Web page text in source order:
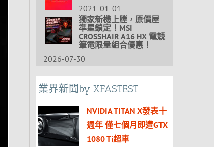
2021-01-01
獨家新機上膛，原價屋
準星鎖定！MSI
CROSSHAIR A16 HX 電競
筆電限量組合優惠！
2026-07-30
業界新聞by XFASTEST
NVIDIA TITAN X發表十
週年 僅七個月即遭GTX
1080 Ti超車